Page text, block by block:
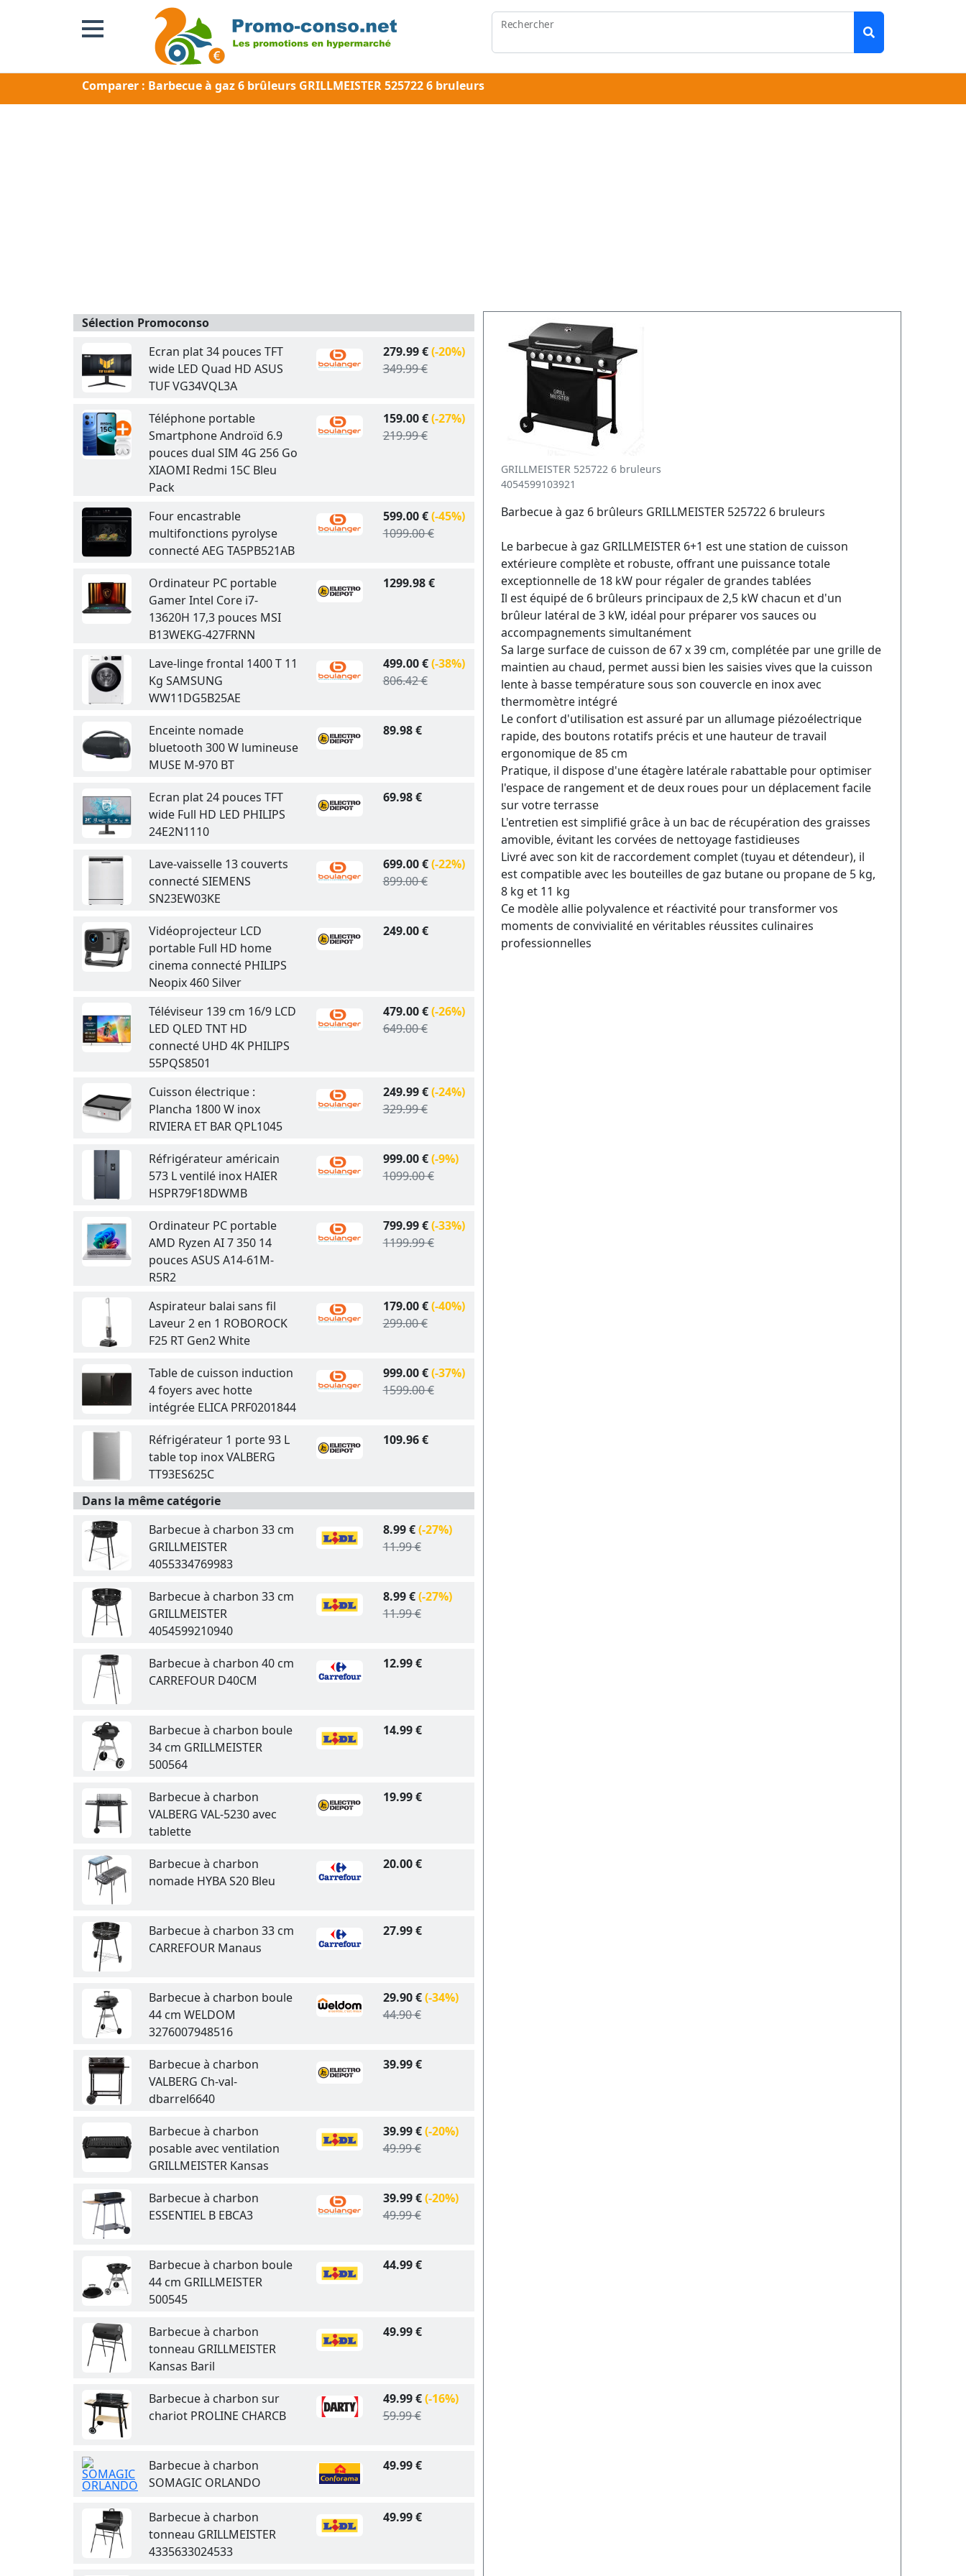
Rechercher
Comparer : Barbecue à gaz 6 brûleurs GRILLMEISTER 525722 6 bruleurs
Sélection Promoconso
Ecran plat 34 pouces TFT
wide LED Quad HD ASUS
TUF VG34VQL3A
279.99 €(-20%)
349.99 €
Téléphone portable
Smartphone Androïd 6.9
pouces dual SIM 4G 256 Go
XIAOMI Redmi 15C Bleu
Pack
159.00 €(-27%)
219.99 €
Four encastrable
multifonctions pyrolyse
connecté AEG TA5PB521AB
599.00 €(-45%)
1099.00 €
Ordinateur PC portable
Gamer Intel Core i7-
13620H 17,3 pouces MSI
B13WEKG-427FRNN
1299.98 €
Lave-linge frontal 1400 T 11
Kg SAMSUNG
WW11DG5B25AE
499.00 €(-38%)
806.42 €
Enceinte nomade
bluetooth 300 W lumineuse
MUSE M-970 BT
89.98 €
Ecran plat 24 pouces TFT
wide Full HD LED PHILIPS
24E2N1110
69.98 €
Lave-vaisselle 13 couverts
connecté SIEMENS
SN23EW03KE
699.00 €(-22%)
899.00 €
Vidéoprojecteur LCD
portable Full HD home
cinema connecté PHILIPS
Neopix 460 Silver
249.00 €
Téléviseur 139 cm 16/9 LCD
LED QLED TNT HD
connecté UHD 4K PHILIPS
55PQS8501
479.00 €(-26%)
649.00 €
Cuisson électrique :
Plancha 1800 W inox
RIVIERA ET BAR QPL1045
249.99 €(-24%)
329.99 €
Réfrigérateur américain
573 L ventilé inox HAIER
HSPR79F18DWMB
999.00 €(-9%)
1099.00 €
Ordinateur PC portable
AMD Ryzen AI 7 350 14
pouces ASUS A14-61M-
R5R2
799.99 €(-33%)
1199.99 €
Aspirateur balai sans fil
Laveur 2 en 1 ROBOROCK
F25 RT Gen2 White
179.00 €(-40%)
299.00 €
Table de cuisson induction
4 foyers avec hotte
intégrée ELICA PRF0201844
999.00 €(-37%)
1599.00 €
Réfrigérateur 1 porte 93 L
table top inox VALBERG
TT93ES625C
109.96 €
Dans la même catégorie
Barbecue à charbon 33 cm
GRILLMEISTER
4055334769983
8.99 €(-27%)
11.99 €
Barbecue à charbon 33 cm
GRILLMEISTER
4054599210940
8.99 €(-27%)
11.99 €
Barbecue à charbon 40 cm
CARREFOUR D40CM
12.99 €
Barbecue à charbon boule
34 cm GRILLMEISTER
500564
14.99 €
Barbecue à charbon
VALBERG VAL-5230 avec
tablette
19.99 €
Barbecue à charbon
nomade HYBA S20 Bleu
20.00 €
Barbecue à charbon 33 cm
CARREFOUR Manaus
27.99 €
Barbecue à charbon boule
44 cm WELDOM
3276007948516
29.90 €(-34%)
44.90 €
Barbecue à charbon
VALBERG Ch-val-
dbarrel6640
39.99 €
Barbecue à charbon
posable avec ventilation
GRILLMEISTER Kansas
39.99 €(-20%)
49.99 €
Barbecue à charbon
ESSENTIEL B EBCA3
39.99 €(-20%)
49.99 €
Barbecue à charbon boule
44 cm GRILLMEISTER
500545
44.99 €
Barbecue à charbon
tonneau GRILLMEISTER
Kansas Baril
49.99 €
Barbecue à charbon sur
chariot PROLINE CHARCB
49.99 €(-16%)
59.99 €
Barbecue à charbon
SOMAGIC ORLANDO
49.99 €
Barbecue à charbon
tonneau GRILLMEISTER
4335633024533
49.99 €
GRILLMEISTER 525722 6 bruleurs
4054599103921
Barbecue à gaz 6 brûleurs GRILLMEISTER 525722 6 bruleurs
Le barbecue à gaz GRILLMEISTER 6+1 est une station de cuisson
extérieure complète et robuste, offrant une puissance totale
exceptionnelle de 18 kW pour régaler de grandes tablées
Il est équipé de 6 brûleurs principaux de 2,5 kW chacun et d'un
brûleur latéral de 3 kW, idéal pour préparer vos sauces ou
accompagnements simultanément
Sa large surface de cuisson de 67 x 39 cm, complétée par une grille de
maintien au chaud, permet aussi bien les saisies vives que la cuisson
lente à basse température sous son couvercle en inox avec
thermomètre intégré
Le confort d'utilisation est assuré par un allumage piézoélectrique
rapide, des boutons rotatifs précis et une hauteur de travail
ergonomique de 85 cm
Pratique, il dispose d'une étagère latérale rabattable pour optimiser
l'espace de rangement et de deux roues pour un déplacement facile
sur votre terrasse
L'entretien est simplifié grâce à un bac de récupération des graisses
amovible, évitant les corvées de nettoyage fastidieuses
Livré avec son kit de raccordement complet (tuyau et détendeur), il
est compatible avec les bouteilles de gaz butane ou propane de 5 kg,
8 kg et 11 kg
Ce modèle allie polyvalence et réactivité pour transformer vos
moments de convivialité en véritables réussites culinaires
professionnelles